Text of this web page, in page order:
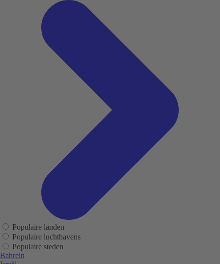
Populaire landen
Populaire luchthavens
Populaire steden
Bahrein